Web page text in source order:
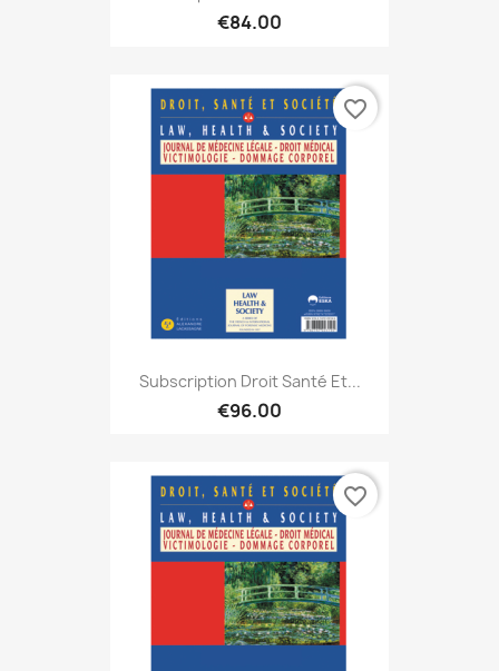
€84.00
Subscription Droit Santé Et...
€96.00
favorite_border
favorite_border